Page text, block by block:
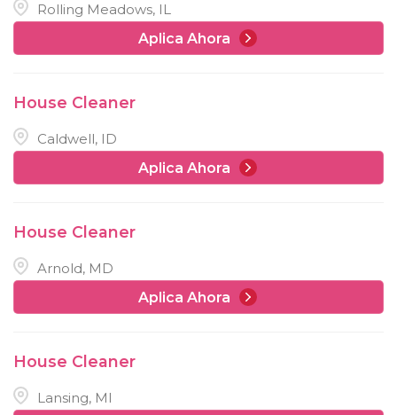
Rolling Meadows, IL
Aplica Ahora
House Cleaner
Caldwell, ID
Aplica Ahora
House Cleaner
Arnold, MD
Aplica Ahora
House Cleaner
Lansing, MI